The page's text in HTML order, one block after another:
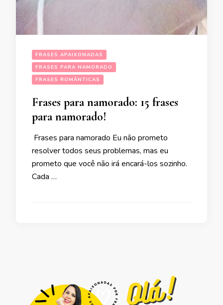
FRASES APAIXONADAS
FRASES PARA NAMORADO
FRASES ROMÂNTICAS
Frases para namorado: 15 frases
para namorado!
Frases para namorado Eu não prometo
resolver todos seus problemas, mas eu
prometo que você não irá encará-los sozinho.
Cada …